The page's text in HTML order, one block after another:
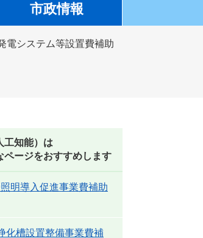
市政情報
電システム等設置費補助
工知能）は
ページをおすすめします
明導入促進事業費補助
化槽設置整備事業費補